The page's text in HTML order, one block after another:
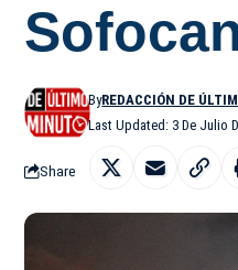
Last Updated: 3 De Julio
ByREDACCIÓN DE
Share